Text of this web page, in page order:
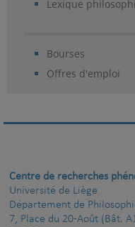
Lexique
Bourses
Offres d'emploi
Centre de recherches
Université de Liège
Département de
7, Place du 20-Août (Bât.